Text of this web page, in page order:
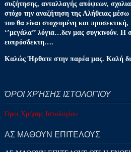
συζήτησης, ανταλλαγής απόψεων,
στόχο την αναζήτηση της Αλήθειας
του θα είναι στοχευμένη και προσεκτική,
‘’μεγάλα’’ λόγια…δεν μας συγκινούν. Η
ευπρόσδεκτη….
Καλώς Ήρθατε στην παρέα μας. Καλή
ΌΡΟΙ ΧΡΉΣΗΣ ΙΣΤΟΛΟΓΊΟΥ
Όροι Χρήσης Ιστολογίου
ΑΣ ΜΑΘΟΥΝ ΕΠΙΤΕΛΟΥΣ